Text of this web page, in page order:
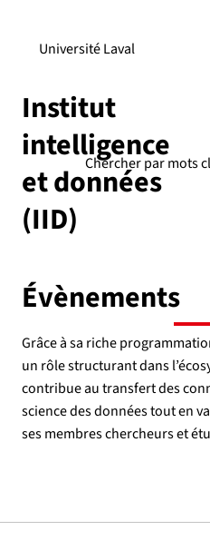
Institut
intelligence
et données
(IID)
Université Laval
Évènements
Grâce à sa riche
un rôle structurant dans
contribue au transfert des
science des données tout en
ses membres chercheurs et